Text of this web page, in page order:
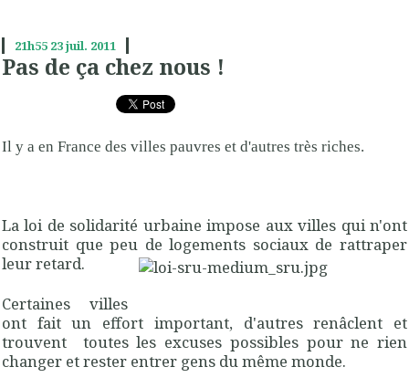
21h55 23juil. 2011
Pas de ça chez nous !
Il y a en France des villes pauvres et d'autres très riches.
La loi de solidarité urbaine impose aux villes qui n'ont
construit que peu de logements sociaux de rattraper
leur retard.
Certaines villes
ont fait un effort important, d'autres renâclent et
trouvent toutes les excuses possibles pour ne rien
changer et rester entrer gens du même monde.